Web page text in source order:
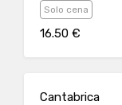
Solo cena
16.50 €
Cantabrica